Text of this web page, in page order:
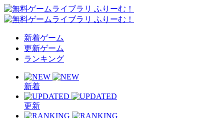
新着ゲーム
更新ゲーム
ランキング
新着
更新